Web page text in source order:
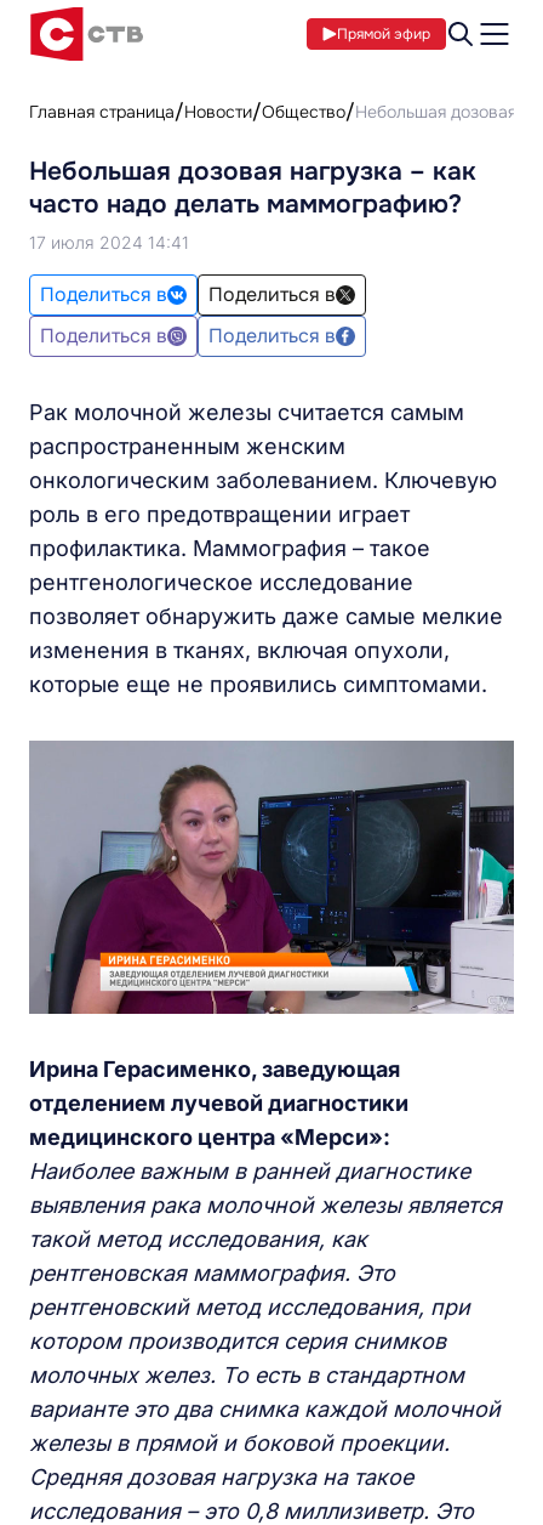
Прямой эфир
Главная страница Новости Общество Небольшая дозовая
Небольшая дозовая нагрузка – как
часто надо делать маммографию?
17 июля 2024 14:41
Поделиться в
Поделиться в
Поделиться в
Поделиться в
Рак молочной железы считается самым
распространенным женским
онкологическим заболеванием. Ключевую
роль в его предотвращении играет
профилактика. Маммография – такое
рентгенологическое исследование
позволяет обнаружить даже самые мелкие
изменения в тканях, включая опухоли,
которые еще не проявились симптомами.
Ирина Герасименко, заведующая
отделением лучевой диагностики
медицинского центра «Мерси»:
Наиболее важным в ранней диагностике
выявления рака молочной железы является
такой метод исследования, как
рентгеновская маммография. Это
рентгеновский метод исследования, при
котором производится серия снимков
молочных желез. То есть в стандартном
варианте это два снимка каждой молочной
железы в прямой и боковой проекции.
Средняя дозовая нагрузка на такое
исследования – это 0,8 миллизиветр. Это